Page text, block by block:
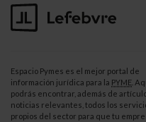
Espacio Pymes es el mejor portal de
información jurídica para la PYME .
podrás encontrar, además de
noticias relevantes, todos los
propios del sector para que tu